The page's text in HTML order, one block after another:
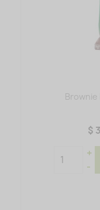
Brownie
$
+
-